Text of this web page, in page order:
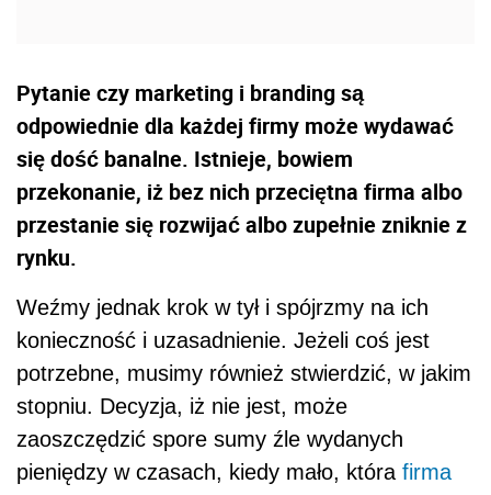
Pytanie czy marketing i branding są
odpowiednie dla każdej firmy może wydawać
się dość banalne. Istnieje, bowiem
przekonanie, iż bez nich przeciętna firma albo
przestanie się rozwijać albo zupełnie zniknie z
rynku.
Weźmy jednak krok w tył i spójrzmy na ich
konieczność i uzasadnienie. Jeżeli coś jest
potrzebne, musimy również stwierdzić, w jakim
stopniu. Decyzja, iż nie jest, może
zaoszczędzić spore sumy źle wydanych
pieniędzy w czasach, kiedy mało, która firma